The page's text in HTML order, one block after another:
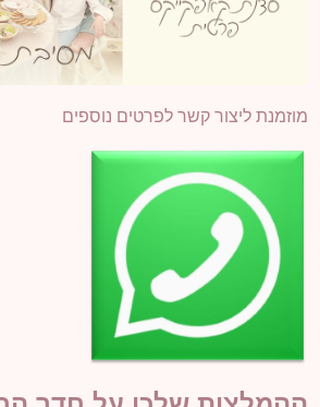
מוזמנת ליצור קשר לפרטים נוספים